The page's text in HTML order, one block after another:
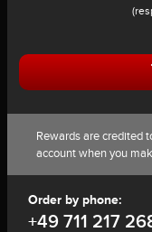
Rewards are credited
account when you
Order by phone:
+49 711 217